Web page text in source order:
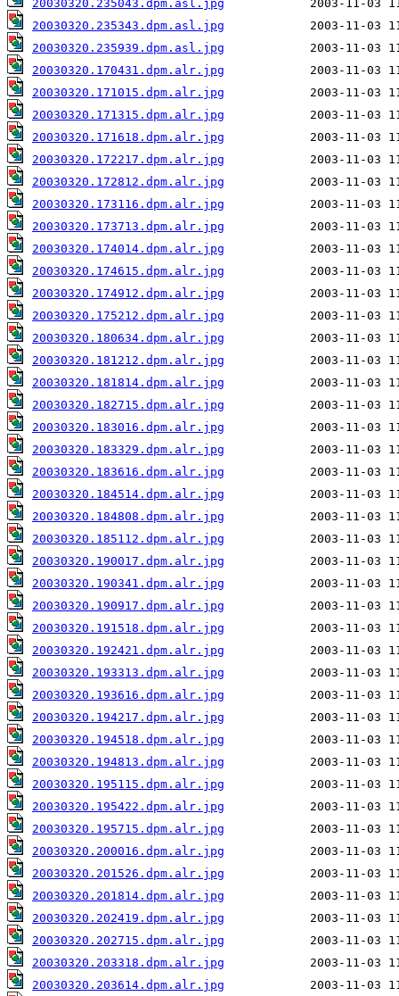
20030320.235043.dpm.asl.jpg
20030320.235343.dpm.asl.jpg
20030320.235939.dpm.asl.jpg
20030320.170431.dpm.alr.jpg
20030320.171015.dpm.alr.jpg
20030320.171315.dpm.alr.jpg
20030320.171618.dpm.alr.jpg
20030320.172217.dpm.alr.jpg
20030320.172812.dpm.alr.jpg
20030320.173116.dpm.alr.jpg
20030320.173713.dpm.alr.jpg
20030320.174014.dpm.alr.jpg
20030320.174615.dpm.alr.jpg
20030320.174912.dpm.alr.jpg
20030320.175212.dpm.alr.jpg
20030320.180634.dpm.alr.jpg
20030320.181212.dpm.alr.jpg
20030320.181814.dpm.alr.jpg
20030320.182715.dpm.alr.jpg
20030320.183016.dpm.alr.jpg
20030320.183329.dpm.alr.jpg
20030320.183616.dpm.alr.jpg
20030320.184514.dpm.alr.jpg
20030320.184808.dpm.alr.jpg
20030320.185112.dpm.alr.jpg
20030320.190017.dpm.alr.jpg
20030320.190341.dpm.alr.jpg
20030320.190917.dpm.alr.jpg
20030320.191518.dpm.alr.jpg
20030320.192421.dpm.alr.jpg
20030320.193313.dpm.alr.jpg
20030320.193616.dpm.alr.jpg
20030320.194217.dpm.alr.jpg
20030320.194518.dpm.alr.jpg
20030320.194813.dpm.alr.jpg
20030320.195115.dpm.alr.jpg
20030320.195422.dpm.alr.jpg
20030320.195715.dpm.alr.jpg
20030320.200016.dpm.alr.jpg
20030320.201526.dpm.alr.jpg
20030320.201814.dpm.alr.jpg
20030320.202419.dpm.alr.jpg
20030320.202715.dpm.alr.jpg
20030320.203318.dpm.alr.jpg
20030320.203614.dpm.alr.jpg